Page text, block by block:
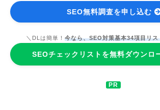
SEO無料調査を申し込む
＼DLは簡単！ 今なら、SEO対策基本34項目リ
SEOチェックリストを無料ダウンロ